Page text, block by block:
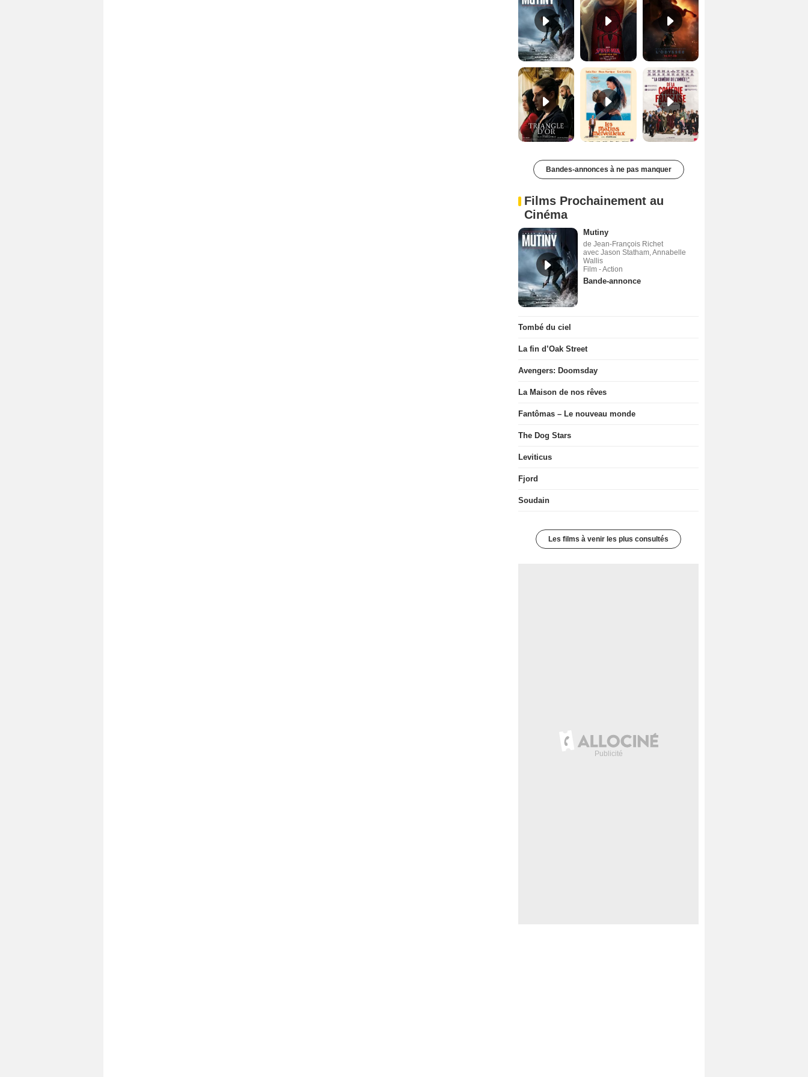
Le Triangle d'or Bande-annonce VF De la Comédie-Française Teaser VF
Bandes-annonces à ne pas manquer
Films Prochainement au
Cinéma
Mutiny
de Jean-François Richet
avec Jason Statham, Annabelle
Wallis
Film - Action
Bande-annonce
Tombé du ciel
La fin d’Oak Street
Avengers: Doomsday
La Maison de nos rêves
Fantômas – Le nouveau monde
The Dog Stars
Leviticus
Fjord
Soudain
Les films à venir les plus consultés